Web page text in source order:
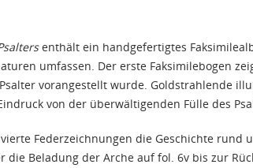
enthält ein handgefertigtes
umfassen. Der erste Faksimilebogen
vorangestellt wurde. Goldstrahlende
von der überwältigenden Fülle des
Federzeichnungen die Geschichte rund
Beladung der Arche auf fol. 6v bis zur